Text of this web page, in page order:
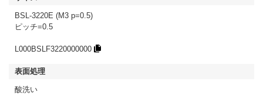
BSL-3220E (M3 p=0.5)
ピッチ=0.5
L000BSLF3220000000
酸洗い